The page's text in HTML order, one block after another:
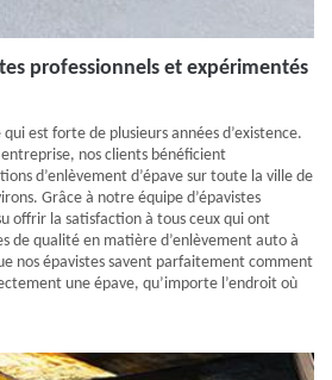
professionnels et expérimentés
est forte de plusieurs années d’existence.
nos clients bénéficient
d’enlèvement d’épave sur toute la ville de
Grâce à notre équipe d’épavistes
offrir la satisfaction à tous ceux qui ont
de qualité en matière d’enlèvement auto à
nos épavistes savent parfaitement comment
une épave, qu’importe l’endroit où